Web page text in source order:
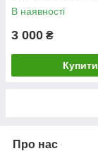
В наявності
3 000 ₴
Купити
Про нас